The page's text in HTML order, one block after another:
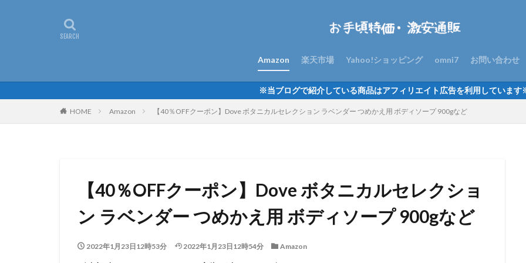
Amazon 楽天市場 Yahoo!ショッピング omni7 お問い合わせ
※当ブログで紹介している商品はアフィリエイト広告を利用していま
HOME Amazon 【40％OFFクーポン】Dove ボタニカルセレクション ラベンダー つめかえ用 ボディソープ 900gなど
【40％OFFクーポン】Dove ボタニカルセレクショ
ン ラベンダー つめかえ用 ボディソープ 900gなど
2022年1月23日12時53分 2022年1月23日12時54分 Amazon